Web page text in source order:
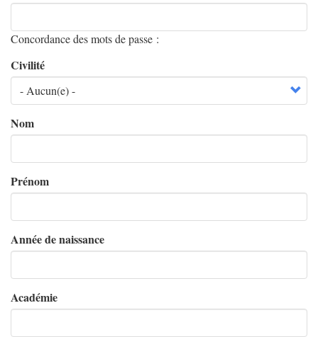
Concordance des mots de passe :
Civilité
Nom
Prénom
Année de naissance
Académie